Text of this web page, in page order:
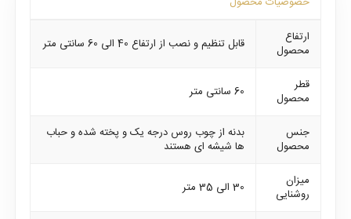
ارتفاع
محصول
قابل تنظیم و نصب از ارتفاع 40 الی 60 سانتی متر
قطر
محصول
60 سانتی متر
جنس
محصول
بدنه از چوب روس درجه یک و پخته شده و حباب
ها شیشه ای هستند
میزان
روشنایی
30 الی 35 متر